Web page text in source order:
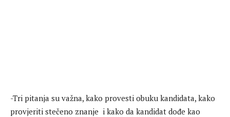
-Tri pitanja su važna, kako provesti obuku kandidata, kako
provjeriti stečeno znanje i kako da kandidat dođe kao